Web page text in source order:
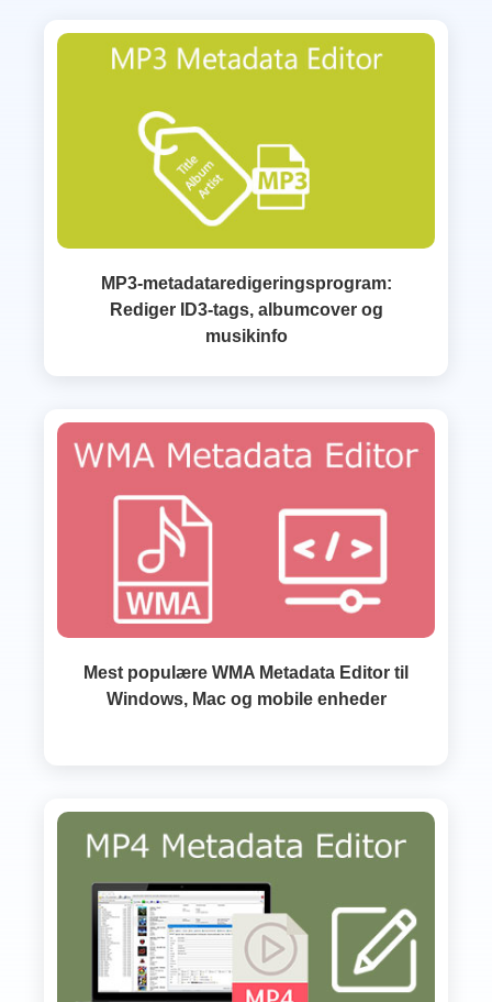
MP3-metadataredigeringsprogram:
Rediger ID3-tags, albumcover og
musikinfo
Mest populære WMA Metadata Editor til
Windows, Mac og mobile enheder